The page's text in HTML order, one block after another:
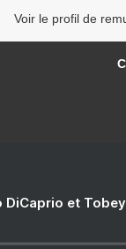
Voir le profil de
DiCaprio et